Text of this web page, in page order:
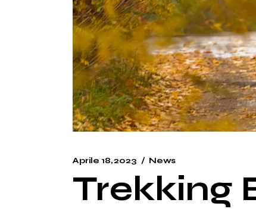
Aprile 18, 2023 News
Trekking